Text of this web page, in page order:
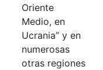
Oriente
Medio, en
Ucrania” y en
numerosas
otras regiones